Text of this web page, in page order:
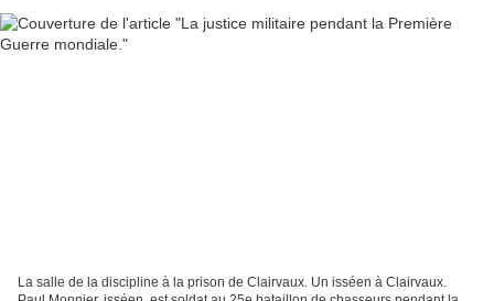
La salle de la discipline à la prison de Clairvaux. Un isséen à Clairvaux.